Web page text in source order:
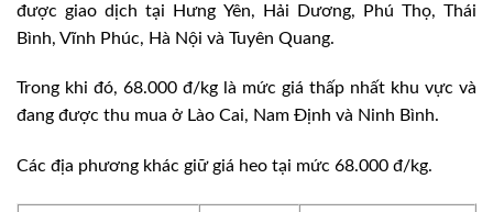
được giao dịch tại Hưng Yên, Hải Dương, Phú Thọ, Thái
Bình, Vĩnh Phúc, Hà Nội và Tuyên Quang.
Trong khi đó, 68.000 đ/kg là mức giá thấp nhất khu vực và
đang được thu mua ở Lào Cai, Nam Định và Ninh Bình.
Các địa phương khác giữ giá heo tại mức 68.000 đ/kg.